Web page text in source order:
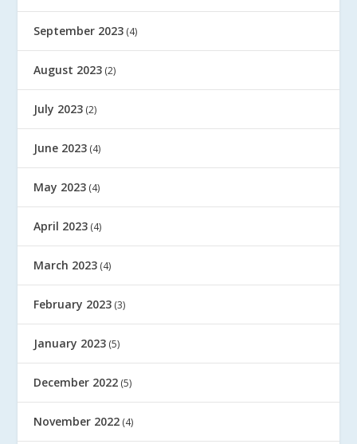
September 2023 (4)
August 2023 (2)
July 2023 (2)
June 2023 (4)
May 2023 (4)
April 2023 (4)
March 2023 (4)
February 2023 (3)
January 2023 (5)
December 2022 (5)
November 2022 (4)